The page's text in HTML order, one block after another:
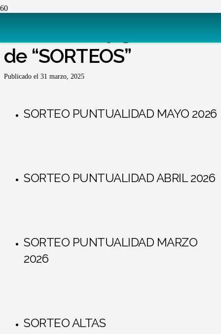
Ganadores y ganadoras
de “SORTEOS”
Publicado el 31 marzo, 2025
SORTEO PUNTUALIDAD MAYO 2026
SORTEO PUNTUALIDAD ABRIL 2026
SORTEO PUNTUALIDAD MARZO
2026
SORTEO ALTAS